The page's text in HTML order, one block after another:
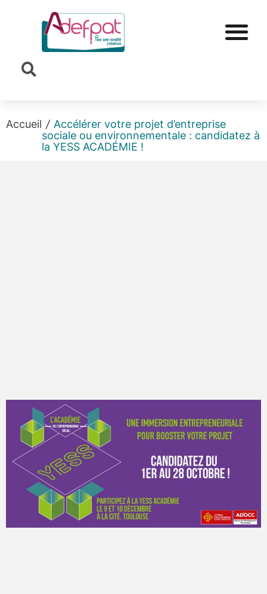
Accueil / Accélérer votre projet d’entreprise
sociale ou environnementale : candidatez à
la YESS ACADÉMIE !